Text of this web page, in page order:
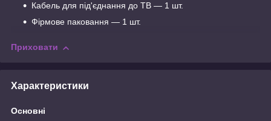
Кабель для під'єднання до ТВ — 1 шт.
Фірмове паковання — 1 шт.
Приховати
Характеристики
Основні